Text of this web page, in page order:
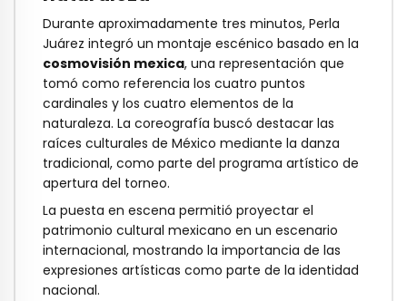
Durante aproximadamente tres minutos, Perla
Juárez integró un montaje escénico basado en la
cosmovisión mexica, una representación que
tomó como referencia los cuatro puntos
cardinales y los cuatro elementos de la
naturaleza. La coreografía buscó destacar las
raíces culturales de México mediante la danza
tradicional, como parte del programa artístico de
apertura del torneo.
La puesta en escena permitió proyectar el
patrimonio cultural mexicano en un escenario
internacional, mostrando la importancia de las
expresiones artísticas como parte de la identidad
nacional.